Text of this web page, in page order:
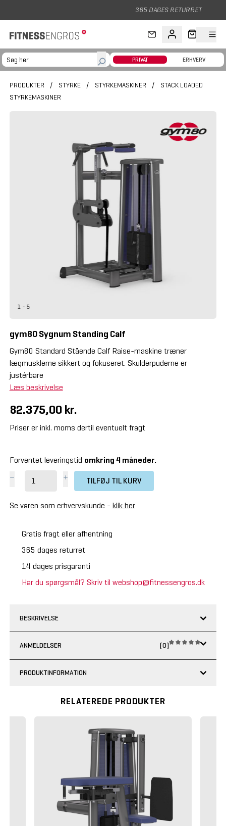
365 DAGES RETURRET
PRIVAT ERHVERV
PRODUKTER / STYRKE / STYRKEMASKINER /
STACK LOADED
STYRKEMASKINER
1 - 5
gym80 Sygnum Standing Calf
Gym80 Standard Stående Calf Raise-maskine træner
lægmusklerne sikkert og fokuseret. Skulderpuderne er
justérbare
Læs beskrivelse
82.375,00 kr.
Priser er inkl. moms dertil eventuelt fragt
Forventet leveringstid omkring 4 måneder.
TILFØJ TIL KURV
Se varen som erhvervskunde - klik her
Gratis fragt eller afhentning
365 dages returret
14 dages prisgaranti
Har du spørgsmål? Skriv til webshop@fitnessengros.dk
BESKRIVELSE
ANMELDELSER (0)
PRODUKTINFORMATION
RELATEREDE PRODUKTER